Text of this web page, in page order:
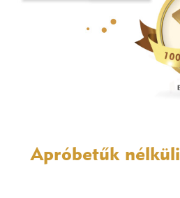
Apróbetűk nélküli